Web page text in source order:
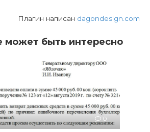
Плагин написан dagondesign.com
может быть интересно
0